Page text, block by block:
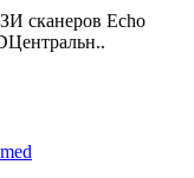
сканеров Echo